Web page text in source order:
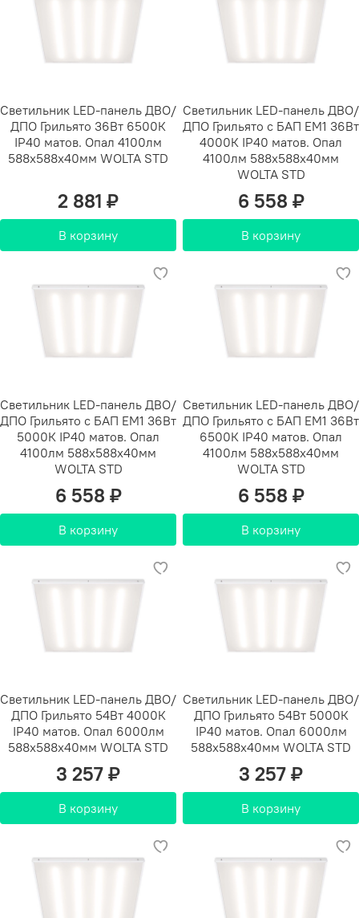
Светильник LED-панель ДВО/
ДПО Грильято 36Вт 6500К
IP40 матов. Опал 4100лм
588х588х40мм WOLTA STD
2 881 ₽
В корзину
Светильник LED-панель ДВО/
ДПО Грильято с БАП EM1 36Вт
4000К IP40 матов. Опал
4100лм 588х588х40мм
WOLTA STD
6 558 ₽
В корзину
Светильник LED-панель ДВО/
ДПО Грильято с БАП EM1 36Вт
5000К IP40 матов. Опал
4100лм 588х588х40мм
WOLTA STD
6 558 ₽
В корзину
Светильник LED-панель ДВО/
ДПО Грильято с БАП EM1 36Вт
6500К IP40 матов. Опал
4100лм 588х588х40мм
WOLTA STD
6 558 ₽
В корзину
Светильник LED-панель ДВО/
ДПО Грильято 54Вт 4000К
IP40 матов. Опал 6000лм
588х588х40мм WOLTA STD
3 257 ₽
В корзину
Светильник LED-панель ДВО/
ДПО Грильято 54Вт 5000К
IP40 матов. Опал 6000лм
588х588х40мм WOLTA STD
3 257 ₽
В корзину